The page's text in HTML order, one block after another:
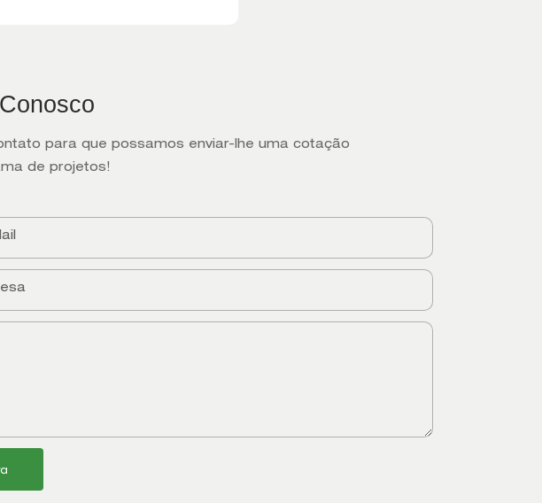
para que possamos enviar-lhe uma cotação
de projetos!